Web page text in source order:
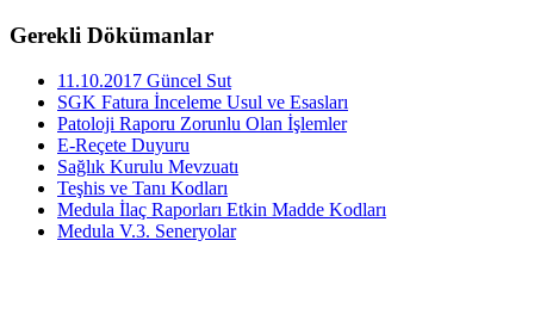
Gerekli Dökümanlar
11.10.2017 Güncel Sut
SGK Fatura İnceleme Usul ve Esasları
Patoloji Raporu Zorunlu Olan İşlemler
E-Reçete Duyuru
Sağlık Kurulu Mevzuatı
Teşhis ve Tanı Kodları
Medula İlaç Raporları Etkin Madde Kodları
Medula V.3. Seneryolar